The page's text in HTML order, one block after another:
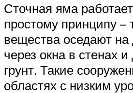
Сточная яма
простому принципу –
вещества оседают на
через окна в стенах
грунт. Такие
областях с низким